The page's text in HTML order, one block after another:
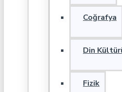
Coğrafya
Din
Fizik